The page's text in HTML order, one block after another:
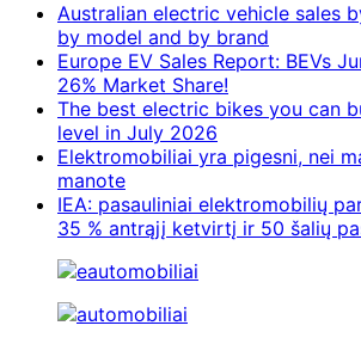
Australian electric vehicle sales
by model and by brand
Europe EV Sales Report: BEVs
26% Market Share!
The best electric bikes you can
level in July 2026
Elektromobiliai yra pigesni, nei
manote
IEA: pasauliniai elektromobilių
35 % antrąjį ketvirtį ir 50 šalių